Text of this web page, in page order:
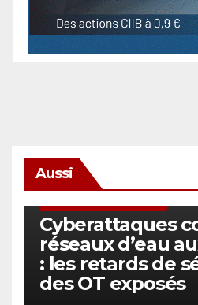
Aussi
Cyberattaques
réseaux d’eau
: les retards de
des OT exposés